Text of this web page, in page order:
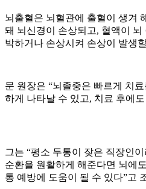
뇌출혈은 뇌혈관에 출혈이 생겨
돼 뇌신경이 손상되고, 혈액이
박하거나 손상시켜 손상이 발생
문 원장은 “뇌졸중은 빠르게 치
하게 나타날 수 있고, 치료 후에
그는 “평소 두통이 잦은 직장인
순환을 원활하게 해준다면 뇌에
통 예방에 도움이 될 수 있다”고